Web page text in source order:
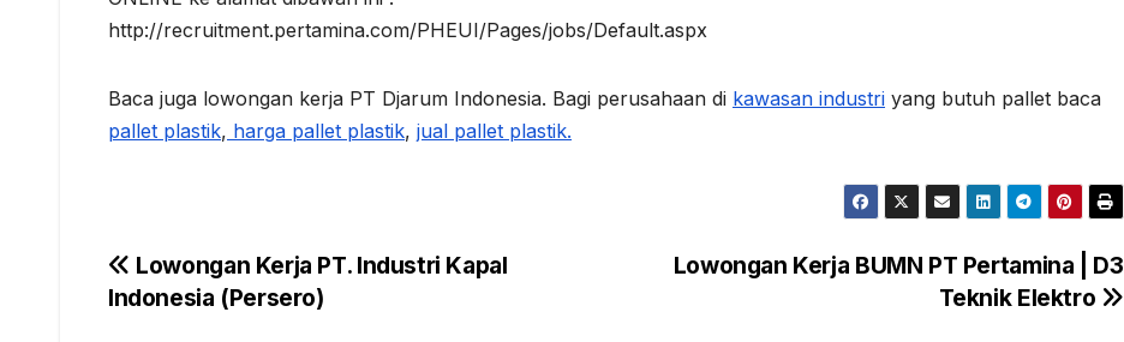
http://recruitment.pertamina.com/PHEUI/Pages/jobs/Default.aspx
Baca juga lowongan kerja PT Djarum Indonesia. Bagi perusahaan di kawasan industri yang butuh pallet baca
pallet plastik, harga pallet plastik, jual pallet plastik.
Navigasi
Lowongan Kerja BUMN PT Pertamina | D3
Teknik Elektro
Lowongan Kerja PT. Industri Kapal
Indonesia (Persero)